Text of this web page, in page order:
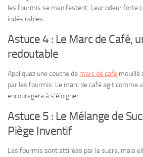
les fourmis se manifestent. Leur odeur forte
indésirables.
Astuce 4 : Le Marc de Café,
redoutable
Appliquez une couche de marc de café mouillé
par les fourmis. Le marc de café agit comme
encouragera à s’éloigner.
Astuce 5 : Le Mélange de
Piège Inventif
Les fourmis sont attirées par le sucre, mais